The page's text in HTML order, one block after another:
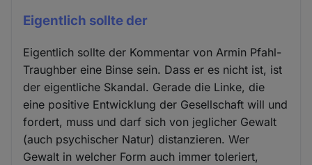
Eigentlich sollte der
Eigentlich sollte der Kommentar von Armin Pfahl-
Traughber eine Binse sein. Dass er es nicht ist, ist
der eigentliche Skandal. Gerade die Linke, die
eine positive Entwicklung der Gesellschaft will und
fordert, muss und darf sich von jeglicher Gewalt
(auch psychischer Natur) distanzieren. Wer
Gewalt in welcher Form auch immer toleriert,